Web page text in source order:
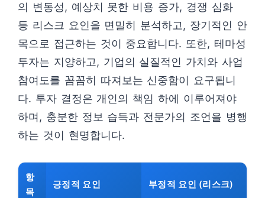
의 변동성, 예상치 못한 비용 증가, 경쟁 심화
등 리스크 요인을 면밀히 분석하고, 장기적인 안
목으로 접근하는 것이 중요합니다. 또한, 테마성
투자는 지양하고, 기업의 실질적인 가치와 사업
참여도를 꼼꼼히 따져보는 신중함이 요구됩니
다. 투자 결정은 개인의 책임 하에 이루어져야
하며, 충분한 정보 습득과 전문가의 조언을 병행
하는 것이 현명합니다.
항
목
긍정적 요인 부정적 요인 (리스크)